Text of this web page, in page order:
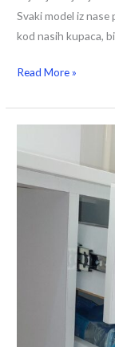
Svaki model iz nase
kod nasih kupaca,
Read More »
je
bitno